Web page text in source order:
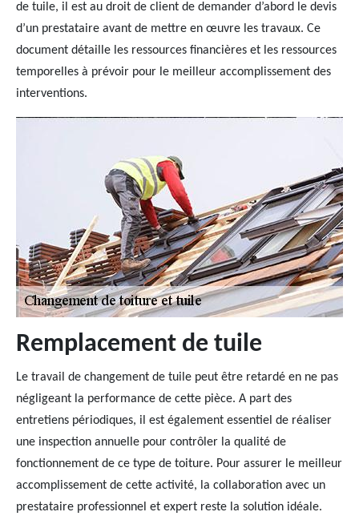
de tuile, il est au droit de client de demander d’abord le devis
d’un prestataire avant de mettre en œuvre les travaux. Ce
document détaille les ressources financières et les ressources
temporelles à prévoir pour le meilleur accomplissement des
interventions.
Remplacement de tuile
Le travail de changement de tuile peut être retardé en ne pas
négligeant la performance de cette pièce. A part des
entretiens périodiques, il est également essentiel de réaliser
une inspection annuelle pour contrôler la qualité de
fonctionnement de ce type de toiture. Pour assurer le meilleur
accomplissement de cette activité, la collaboration avec un
prestataire professionnel et expert reste la solution idéale.